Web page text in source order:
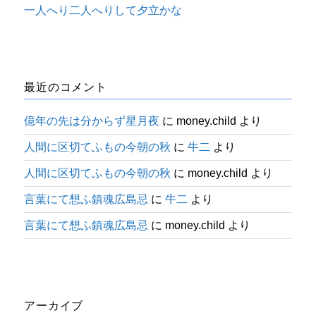
一人へり二人へりして夕立かな
最近のコメント
億年の先は分からず星月夜 に money.child より
人間に区切てふもの今朝の秋 に牛二 より
人間に区切てふもの今朝の秋 に money.child より
言葉にて想ふ鎮魂広島忌 に牛二 より
言葉にて想ふ鎮魂広島忌 に money.child より
アーカイブ